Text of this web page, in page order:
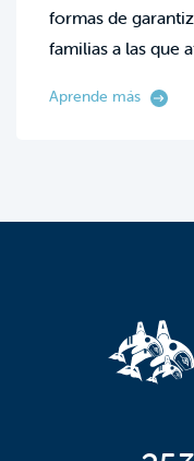
formas de
familias a las que
Aprende más